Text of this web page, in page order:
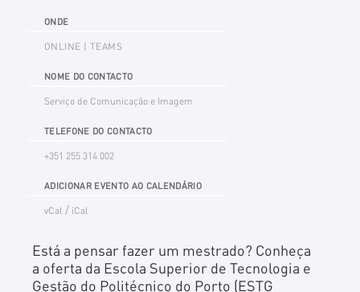
ONDE
ONLINE | TEAMS
NOME DO CONTACTO
Serviço de Comunicação e Imagem
TELEFONE DO CONTACTO
+351 255 314 002
ADICIONAR EVENTO AO CALENDÁRIO
vCal / iCal
Está a pensar fazer um mestrado? Conheça
a oferta da Escola Superior de Tecnologia e
Gestão do Politécnico do Porto (ESTG